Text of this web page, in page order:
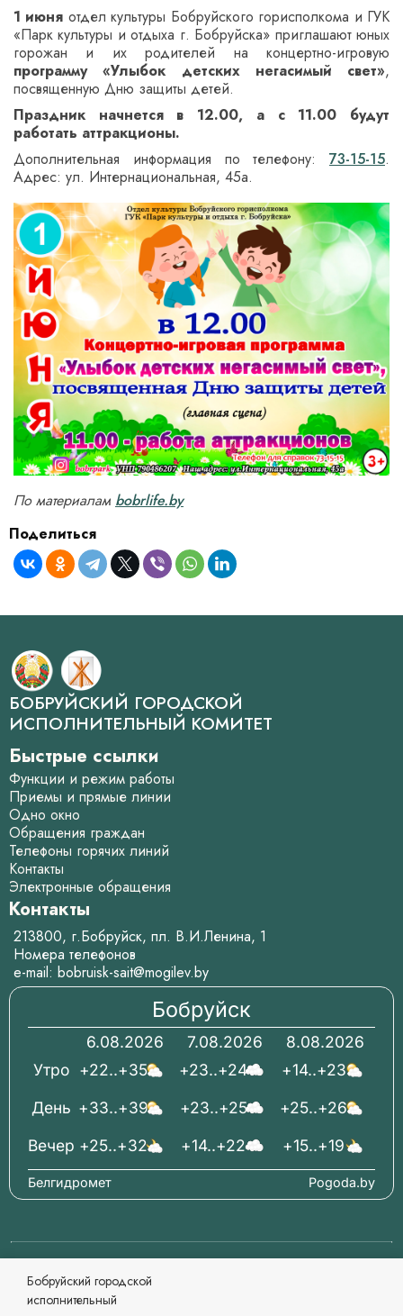
1 июня отдел культуры Бобруйского горисполкома и ГУК
«Парк культуры и отдыха г. Бобруйска» приглашают юных
горожан и их родителей на концертно-игровую
программу «Улыбок детских негасимый свет»,
посвященную Дню защиты детей.
Праздник начнется в 12.00, а с 11.00 будут
работать аттракционы.
Дополнительная информация по телефону: 73-15-15.
Адрес: ул. Интернациональная, 45а.
По материалам bobrlife.by
Поделиться
БОБРУЙСКИЙ ГОРОДСКОЙ
ИСПОЛНИТЕЛЬНЫЙ КОМИТЕТ
Быстрые ссылки
Функции и режим работы
Приемы и прямые линии
Одно окно
Обращения граждан
Телефоны горячих линий
Контакты
Электронные обращения
Контакты
213800, г.Бобруйск, пл. В.И.Ленина, 1
Номера телефонов
e-mail: bobruisk-sait@mogilev.by
Бобруйск
6.08.2026
+22..+35
+33..+39
+25..+32
7.08.2026
+23..+24
+23..+25
+14..+22
8.08.2026
+14..+23
+25..+26
+15..+19
Вечер
День
Утро
Pogoda.by
Белгидромет
© 2006-2026 Бобруйский городской исполнительный
комитет Официальный сайт
При перепечатке материалов ссылка обязательна.
Бобруйский городской
исполнительный